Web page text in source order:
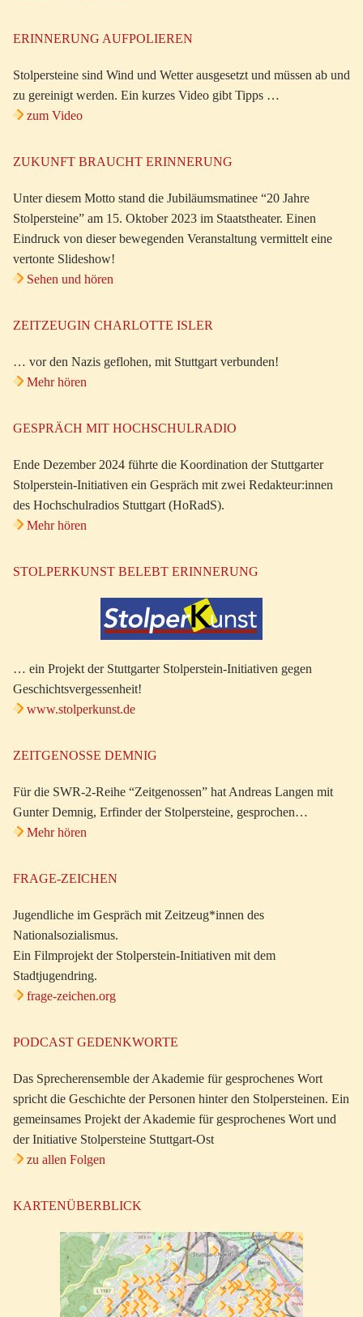
ERINNERUNG AUFPOLIEREN
Stolpersteine sind Wind und Wetter ausgesetzt und müssen ab und
zu gereinigt werden. Ein kurzes Video gibt Tipps …
zum Video
ZUKUNFT BRAUCHT ERINNERUNG
Unter diesem Motto stand die Jubiläumsmatinee “20 Jahre
Stolpersteine” am 15. Oktober 2023 im Staatstheater. Einen
Eindruck von dieser bewegenden Veranstaltung vermittelt eine
vertonte Slideshow!
Sehen und hören
ZEITZEUGIN CHARLOTTE ISLER
… vor den Nazis geflohen, mit Stuttgart verbunden!
Mehr hören
GESPRÄCH MIT HOCHSCHULRADIO
Ende Dezember 2024 führte die Koordination der Stuttgarter
Stolperstein-Initiativen ein Gespräch mit zwei Redakteur:innen
des Hochschulradios Stuttgart (HoRadS).
Mehr hören
STOLPERKUNST BELEBT ERINNERUNG
… ein Projekt der Stuttgarter Stolperstein-Initiativen gegen
Geschichtsvergessenheit!
www.stolperkunst.de
ZEITGENOSSE DEMNIG
Für die SWR-2-Reihe “Zeitgenossen” hat Andreas Langen mit
Gunter Demnig, Erfinder der Stolpersteine, gesprochen…
Mehr hören
FRAGE-ZEICHEN
Jugendliche im Gespräch mit Zeitzeug*innen des
Nationalsozialismus.
Ein Filmprojekt der Stolperstein-Initiativen mit dem
Stadtjugendring.
frage-zeichen.org
PODCAST GEDENKWORTE
Das Sprecherensemble der Akademie für gesprochenes Wort
spricht die Geschichte der Personen hinter den Stolpersteinen. Ein
gemeinsames Projekt der Akademie für gesprochenes Wort und
der Initiative Stolpersteine Stuttgart-Ost
zu allen Folgen
KARTENÜBERBLICK